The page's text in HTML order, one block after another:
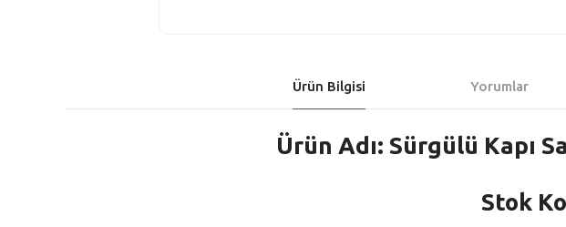
Ürün Bilgisi Yorumlar
Ürün Adı: Sürgülü Kapı
Stok